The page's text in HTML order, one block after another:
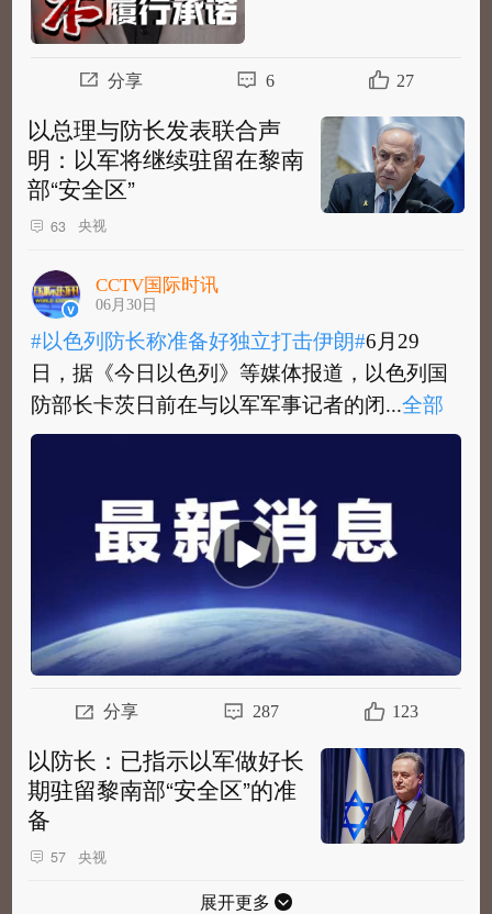
分享 6 27
以总理与防长发表联合声
明：以军将继续驻留在黎南
部“安全区”
63 央视
CCTV国际时讯
06月30日
#以色列防长称准备好独立打击伊朗#6月29
日，据《今日以色列》等媒体报道，以色列国
防部长卡茨日前在与以军军事记者的闭...全部
#以色列防长称准备好独立打击伊朗#6月29
防部长卡茨日前在与以军军事记者的闭门...
分享 287 123
以防长：已指示以军做好长
期驻留黎南部“安全区”的准
备
57 央视
展开更多